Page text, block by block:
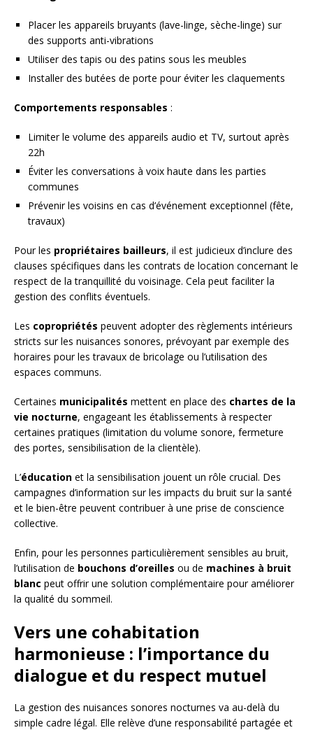
Placer les appareils bruyants (lave-linge, sèche-linge) sur
des supports anti-vibrations
Utiliser des tapis ou des patins sous les meubles
Installer des butées de porte pour éviter les claquements
Comportements responsables :
Limiter le volume des appareils audio et TV, surtout après
22h
Éviter les conversations à voix haute dans les parties
communes
Prévenir les voisins en cas d’événement exceptionnel (fête,
travaux)
Pour les propriétaires bailleurs, il est judicieux d’inclure des
clauses spécifiques dans les contrats de location concernant le
respect de la tranquillité du voisinage. Cela peut faciliter la
gestion des conflits éventuels.
Les copropriétés peuvent adopter des règlements intérieurs
stricts sur les nuisances sonores, prévoyant par exemple des
horaires pour les travaux de bricolage ou l’utilisation des
espaces communs.
Certaines municipalités mettent en place des chartes de la
vie nocturne, engageant les établissements à respecter
certaines pratiques (limitation du volume sonore, fermeture
des portes, sensibilisation de la clientèle).
L’éducation et la sensibilisation jouent un rôle crucial. Des
campagnes d’information sur les impacts du bruit sur la santé
et le bien-être peuvent contribuer à une prise de conscience
collective.
Enfin, pour les personnes particulièrement sensibles au bruit,
l’utilisation de bouchons d’oreilles ou de machines à bruit
blanc peut offrir une solution complémentaire pour améliorer
la qualité du sommeil.
Vers une cohabitation
harmonieuse : l’importance du
dialogue et du respect mutuel
La gestion des nuisances sonores nocturnes va au-delà du
simple cadre légal. Elle relève d’une responsabilité partagée et